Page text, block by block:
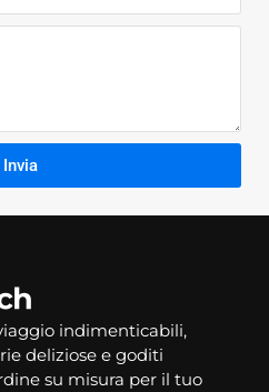
Invia
indimenticabili,
deliziose e goditi
su misura per il tuo